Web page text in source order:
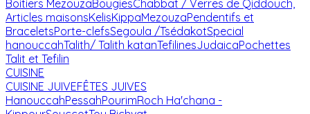
Boitiers MezouzaBougiesChabbat / Verres de Qiddouch,
Articles maisonsKelisKippaMezouzaPendentifs et
BraceletsPorte-clefsSegoula /TsédakotSpecial
hanouccahTalith/ Talith katanTefilinesJudaicaPochettes
Talit et Tefilin
CUISINE
CUISINE JUIVEFÊTES JUIVES
HanouccahPessahPourimRoch Ha'chana -